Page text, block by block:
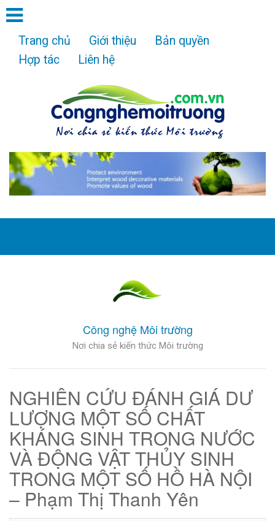
Trang chủ Giới thiệu
Bản quyền
Hợp tác
Liên hệ
Công nghệ Môi trường
Nơi chia sẻ kiến thức Môi trường
NGHIÊN CỨU ĐÁNH GIÁ DƯ
LƯỢNG MỘT SỐ CHẤT
KHÁNG SINH TRONG NƯỚC
VÀ ĐỘNG VẬT THỦY SINH
TRONG MỘT SỐ HỒ HÀ NỘI
– Phạm Thị Thanh Yên